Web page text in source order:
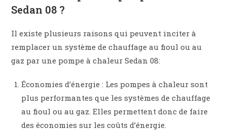
Sedan 08 ?
Il existe plusieurs raisons qui peuvent inciter à
remplacer un système de chauffage au fioul ou au
gaz par une pompe à chaleur Sedan 08:
Économies d’énergie : Les pompes à chaleur sont
plus performantes que les systèmes de chauffage
au fioul ou au gaz. Elles permettent donc de faire
des économies sur les coûts d’énergie.